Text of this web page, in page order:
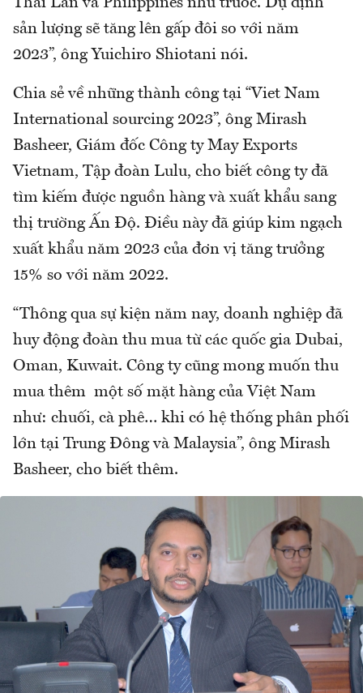
sản lượng sẽ tăng lên gấp đôi so với năm
2023”, ông Yuichiro Shiotani nói.
Chia sẻ về những thành công tại “Viet Nam
International sourcing 2023”, ông Mirash
Basheer, Giám đốc Công ty May Exports
Vietnam, Tập đoàn Lulu, cho biết công ty đã
tìm kiếm được nguồn hàng và xuất khẩu sang
thị trường Ấn Độ. Điều này đã giúp kim ngạch
xuất khẩu năm 2023 của đơn vị tăng trưởng
15% so với năm 2022.
“Thông qua sự kiện năm nay, doanh nghiệp đã
huy động đoàn thu mua từ các quốc gia Dubai,
Oman, Kuwait. Công ty cũng mong muốn thu
mua thêm một số mặt hàng của Việt Nam
như: chuối, cà phê… khi có hệ thống phân phối
lớn tại Trung Đông và Malaysia”, ông Mirash
Basheer, cho biết thêm.